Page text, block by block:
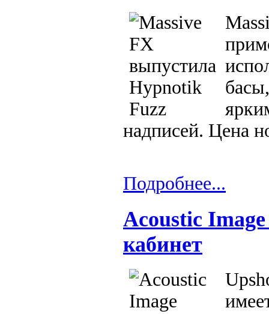
надписей. Цена
Подробнее...
Acoustic
кабинет